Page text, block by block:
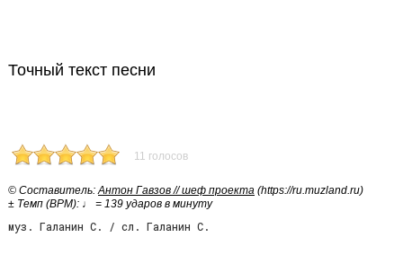
Точный текст песни
11 голосов
© Cоставитель:Антон Гавзов // шеф проекта (https://ru.muzland.ru)
± Темп (BPM): ♩ = 139 ударов в минуту
муз. Галанин С. / сл. Галанин С.